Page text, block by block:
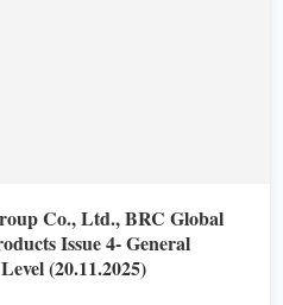
Co., Ltd., BRC Global
Issue 4- General
(20.11.2025)